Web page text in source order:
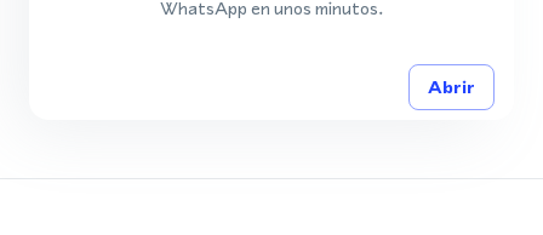
WhatsApp en unos minutos.
Abrir